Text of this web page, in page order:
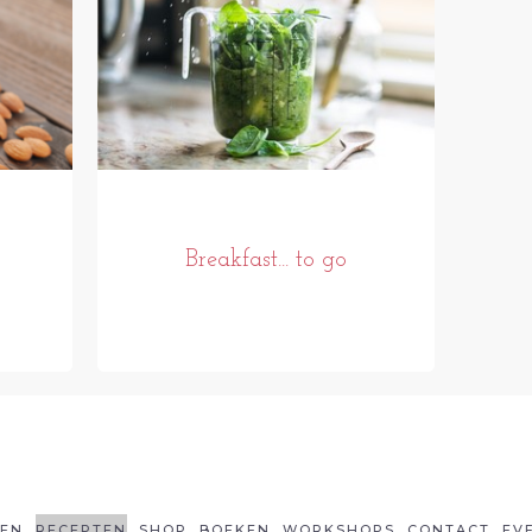
Breakfast... to go